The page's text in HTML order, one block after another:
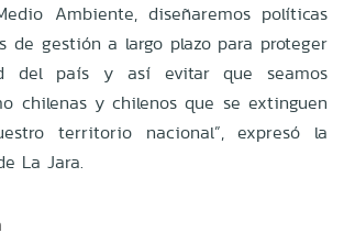
Ambiente, diseñaremos políticas
de gestión a largo plazo para proteger
del país y así evitar que seamos
chilenas y chilenos que se extinguen
territorio nacional”, expresó la
La Jara.